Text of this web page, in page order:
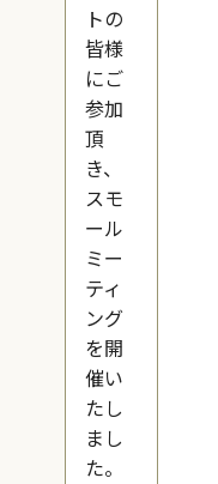
トの
皆様
にご
参加
頂
き、
スモ
ール
ミー
ティ
ング
を開
催い
たし
まし
た。